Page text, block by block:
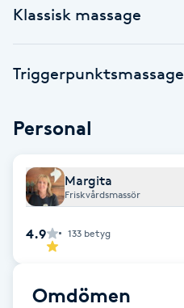
Brynformning
Brynplockning
Bröllopsuppsättning
Celluliter
Coachning
Klassisk massage
Triggerpunktsmassage
Personal
Margita
Friskvårdsmassör
4.9 133 betyg
Omdömen